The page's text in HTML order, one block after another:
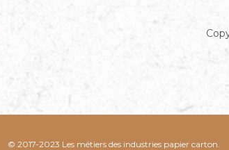
© 2017-2023 Les métiers des industries papier carton.